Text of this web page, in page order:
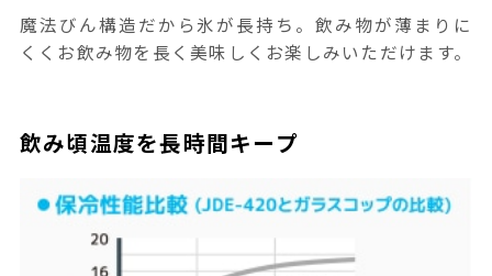
魔法びん構造だから氷が長持ち。飲み物が薄まりに
くくお飲み物を長く美味しくお楽しみいただけます。
飲み頃温度を長時間キープ